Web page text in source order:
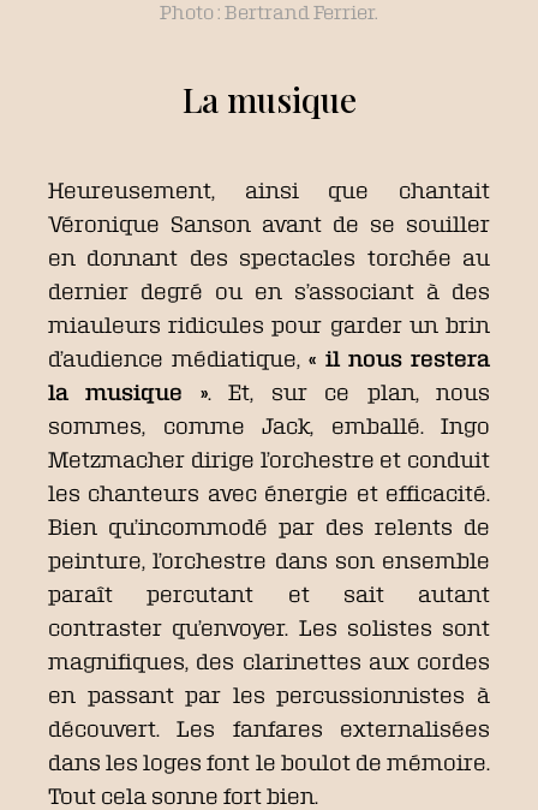
Photo : Bertrand Ferrier.
La musique
Heureusement, ainsi que chantait
Véronique Sanson avant de se souiller
en donnant des spectacles torchée au
dernier degré ou en s’associant à des
miauleurs ridicules pour garder un brin
d’audience médiatique,« il nous restera
la musique
». Et, sur ce plan, nous
sommes, comme Jack, emballé. Ingo
Metzmacher dirige l’orchestre et conduit
les chanteurs avec énergie et efficacité.
Bien qu’incommodé par des relents de
peinture, l’orchestre dans son ensemble
paraît percutant et sait autant
contraster qu’envoyer. Les solistes sont
magnifiques, des clarinettes aux cordes
en passant par les percussionnistes à
découvert. Les fanfares externalisées
dans les loges font le boulot de mémoire.
Tout cela sonne fort bien.